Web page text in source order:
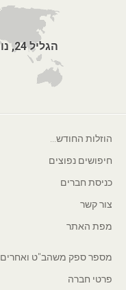
הגליל 24, נווה-שאנן חיפה 3268728
הוזלות החודש...
חיפושים נפוצים
כניסת חברים
צור קשר
מפת האתר
מספר ספק משהב"ט ואחרים
פרטי חברה